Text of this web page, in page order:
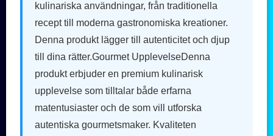
kulinariska användningar, från traditionella
recept till moderna gastronomiska kreationer.
Denna produkt lägger till autenticitet och djup
till dina rätter.Gourmet UpplevelseDenna
produkt erbjuder en premium kulinarisk
upplevelse som tilltalar både erfarna
matentusiaster och de som vill utforska
autentiska gourmetsmaker. Kvaliteten